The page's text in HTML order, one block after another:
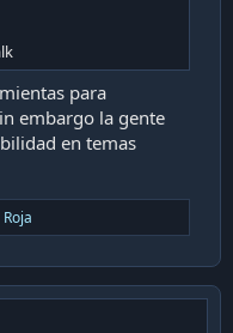
para
embargo la gente
en temas